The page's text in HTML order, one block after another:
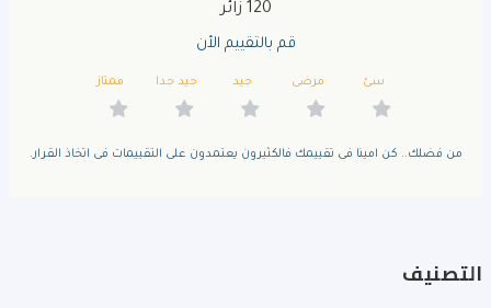
120 زائر
قم بالتقييم الأن
سئ مرضى جيد جيد جدا ممتاز
من فضلك.. كن امينا فى تقييمك فالكثيرون يعتمدون على التقييمات فى اتخاذ القرار.
التصنيف